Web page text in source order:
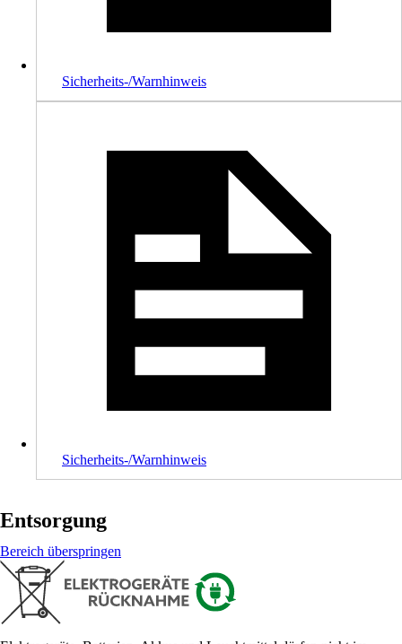
Sicherheits-/Warnhinweis
Sicherheits-/Warnhinweis
Entsorgung
Bereich überspringen